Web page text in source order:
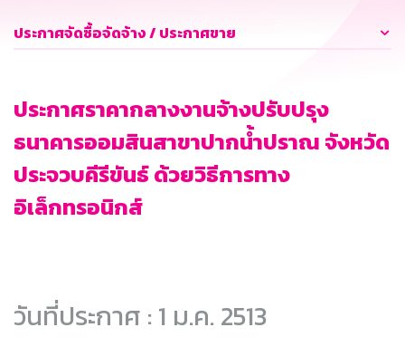
ประกาศจัดซื้อจัดจ้าง / ประกาศขาย
ประกาศราคากลางงานจ้างปรับปรุง
ธนาคารออมสินสาขาปากน้ำปราณ จังหวัด
ประจวบคีรีขันธ์ ด้วยวิธีการทาง
อิเล็กทรอนิกส์
วันที่ประกาศ : 1 ม.ค. 2513